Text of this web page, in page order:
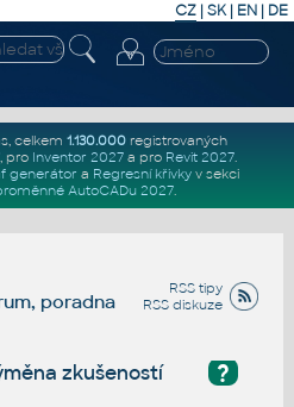
CZ | SK| EN | DE
celkem 1.130.000registrovaných
, pro Inventor 2027a pro Revit 2027.
generátor a Regresní křivkyv sekci
AutoCADu 2027.
RSS tipy
RSS diskuze
poradna
?
zkušeností